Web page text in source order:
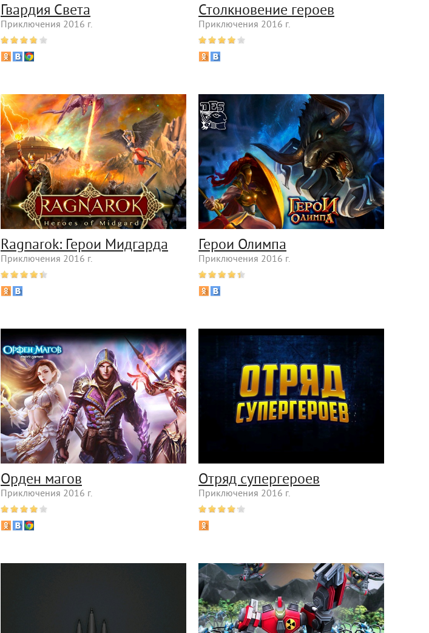
Гвардия Света
Приключения 2016 г.
Столкновение героев
Приключения 2016 г.
Ragnarok: Герои Мидгарда
Приключения 2016 г.
Герои Олимпа
Приключения 2016 г.
Орден магов
Приключения 2016 г.
Отряд супергероев
Приключения 2016 г.